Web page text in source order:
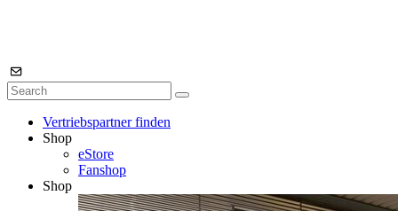
Vertriebspartner finden
Shop
eStore
Fanshop
Shop